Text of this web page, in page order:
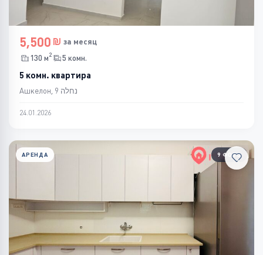
5,500
за месяц
130 м2 5 комн.
5 комн. квартира
Ашкелон, נחלה 9
24.01.2026
9 ФОТО
АРЕНДА